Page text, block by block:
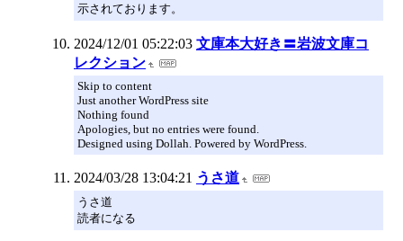
示されております。
2024/12/01 05:22:03 文庫本大好き〓岩波文庫コ
レクション
Skip to content
Just another WordPress site
Nothing found
Apologies, but no entries were found.
Designed using Dollah. Powered by WordPress.
2024/03/28 13:04:21 うさ道
うさ道
読者になる